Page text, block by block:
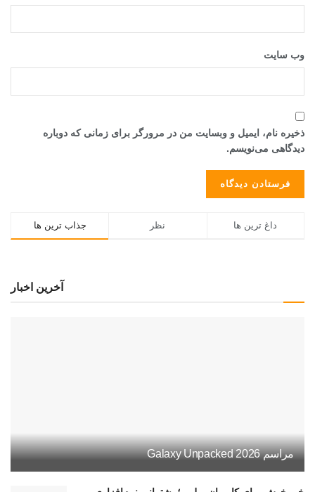
وب‌ سایت
ذخیره نام، ایمیل و وبسایت من در مرورگر برای زمانی که دوباره
دیدگاهی می‌نویسم.
جذاب ترین ها نظر داغ ترین ها
آخرین اخبار
مراسم Galaxy Unpacked 2026